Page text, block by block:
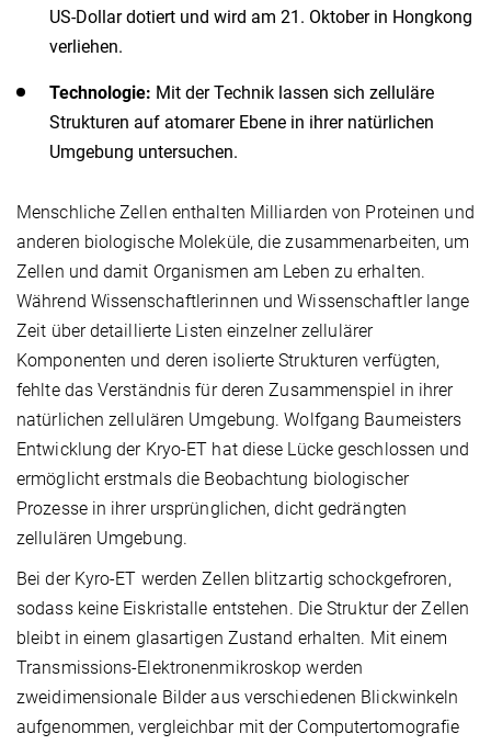
US-Dollar dotiert und wird am 21. Oktober in Hongkong
verliehen.
Technologie: Mit der Technik lassen sich zelluläre
Strukturen auf atomarer Ebene in ihrer natürlichen
Umgebung untersuchen.
Menschliche Zellen enthalten Milliarden von Proteinen und
anderen biologische Moleküle, die zusammenarbeiten, um
Zellen und damit Organismen am Leben zu erhalten.
Während Wissenschaftlerinnen und Wissenschaftler lange
Zeit über detaillierte Listen einzelner zellulärer
Komponenten und deren isolierte Strukturen verfügten,
fehlte das Verständnis für deren Zusammenspiel in ihrer
natürlichen zellulären Umgebung. Wolfgang Baumeisters
Entwicklung der Kryo-ET hat diese Lücke geschlossen und
ermöglicht erstmals die Beobachtung biologischer
Prozesse in ihrer ursprünglichen, dicht gedrängten
zellulären Umgebung.
Bei der Kyro-ET werden Zellen blitzartig schockgefroren,
sodass keine Eiskristalle entstehen. Die Struktur der Zellen
bleibt in einem glasartigen Zustand erhalten. Mit einem
Transmissions-Elektronenmikroskop werden
zweidimensionale Bilder aus verschiedenen Blickwinkeln
aufgenommen, vergleichbar mit der Computertomografie